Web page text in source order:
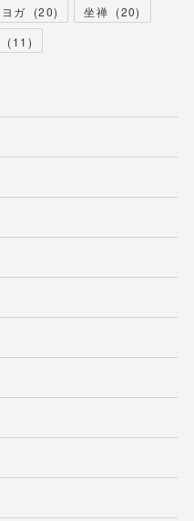
ヨガ (20) 坐禅 (20)
(11 )